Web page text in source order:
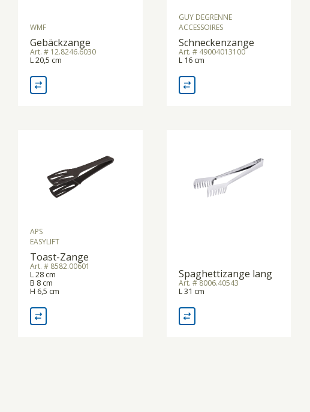
WMF
Gebäckzange
Art. # 12.8246.6030
L 20,5 cm
GUY DEGRENNE
ACCESSOIRES
Schneckenzange
Art. # 49004013100
L 16 cm
APS
EASYLIFT
Toast-Zange
Art. # 8582.00601
L 28 cm
B 8 cm
H 6,5 cm
Spaghettizange lang
Art. # 8006.40543
L 31 cm